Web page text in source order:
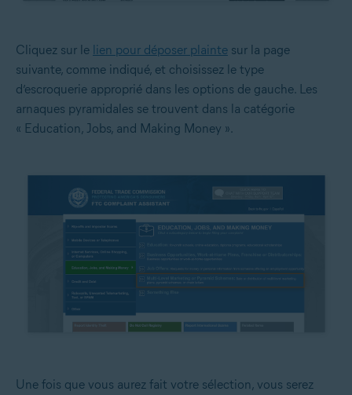
Cliquez sur le lien pour déposer plainte sur la page
suivante, comme indiqué, et choisissez le type
d’escroquerie approprié dans les options de gauche. Les
arnaques pyramidales se trouvent dans la catégorie
« Education, Jobs, and Making Money ».
Une fois que vous aurez fait votre sélection, vous serez